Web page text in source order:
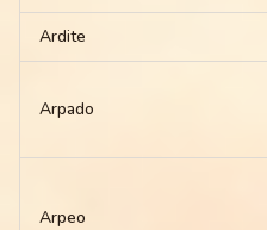
Ardite
Arpado
Arpeo